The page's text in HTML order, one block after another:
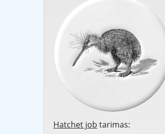
Hatchet job tarimas: